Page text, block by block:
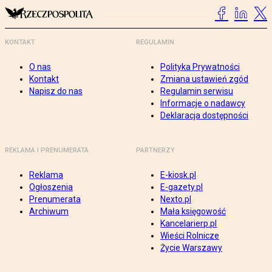
KONTAKT
O nas
Kontakt
Napisz do nas
REGULAMIN
Polityka Prywatności
Zmiana ustawień zgód
Regulamin serwisu
Informacje o nadawcy
Deklaracja dostępności
REKLAMA I PRENUMERATA
Reklama
Ogłoszenia
Prenumerata
Archiwum
PARTNERZY
E-kiosk.pl
E-gazety.pl
Nexto.pl
Mała księgowość
Kancelarierp.pl
Wieści Rolnicze
Życie Warszawy